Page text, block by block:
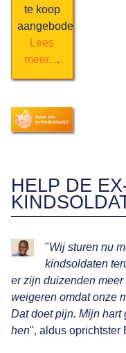
te koop
aangeboden.
Lees
meer...
BOOK
door
KISEKA
.
HELP DE
"Wij sturen nu
kindsoldaten
er zijn duizenden
weigeren omdat onze
Dat doet pijn. Mijn hart
hen", aldus oprichtster